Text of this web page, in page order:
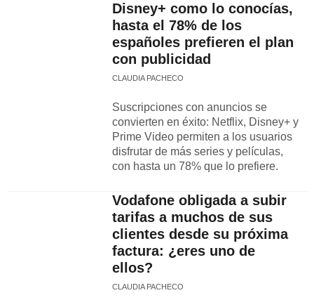
Disney+ como lo conocías,
hasta el 78% de los
españoles prefieren el plan
con publicidad
CLAUDIA PACHECO
Suscripciones con anuncios se
convierten en éxito: Netflix, Disney+ y
Prime Video permiten a los usuarios
disfrutar de más series y películas,
con hasta un 78% que lo prefiere.
Vodafone obligada a subir
tarifas a muchos de sus
clientes desde su próxima
factura: ¿eres uno de
ellos?
CLAUDIA PACHECO